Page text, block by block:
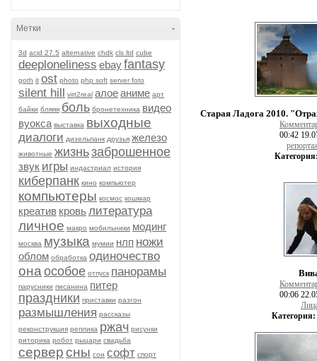
-
Метки
3d acid 27.5 alternative chdk cls ltd cube
deeploneliness ebayfantasy
goth it ost photo php soft server foto
silent hill virt2real алоеаниме арт
байки бляяя боль бронетехника видео
вуокса выставка выходные
диалоги дизельпанк друзья железо
животные жизньзаброшенное
звук игры индастриал история
киберпанк кино компьютер
компьютеры космос кошмар
креатив кровьлитература
личное макро мобильники модинг
москва музыка мумии нлп ножи
облом обработка одиночество
она особое отпуск панорамы
парусники писанина питер
праздники приставки разгон
размышления рассказы
реконструкция реплика ржач рисунки
риторика робот рыцари свадьба
серверсны сон софт спорт
Старая Ладога 2010.
00:42
00:06
Категория: